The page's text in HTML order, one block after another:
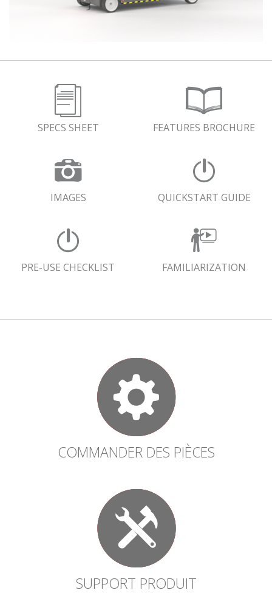
SPECS SHEET FEATURES BROCHURE
IMAGES QUICKSTART GUIDE
PRE-USE CHECKLIST FAMILIARIZATION
COMMANDER DES PIÈCES
SUPPORT PRODUIT